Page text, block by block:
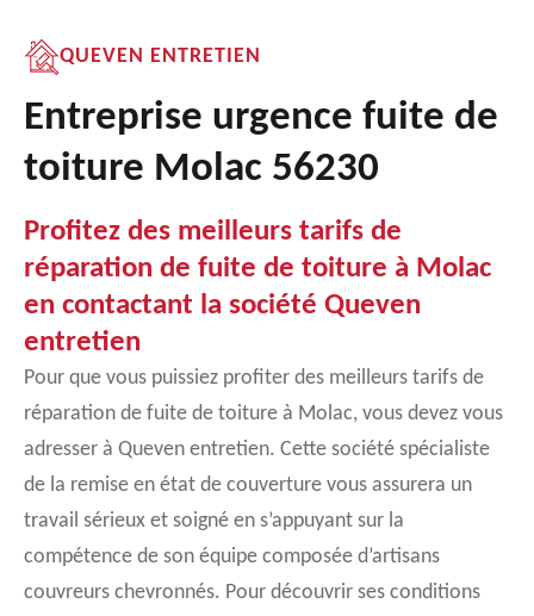
QUEVEN ENTRETIEN
Entreprise urgence fuite de
toiture Molac 56230
Profitez des meilleurs tarifs de
réparation de fuite de toiture à Molac
en contactant la société Queven
entretien
Pour que vous puissiez profiter des meilleurs tarifs de
réparation de fuite de toiture à Molac, vous devez vous
adresser à Queven entretien. Cette société spécialiste
de la remise en état de couverture vous assurera un
travail sérieux et soigné en s’appuyant sur la
compétence de son équipe composée d’artisans
couvreurs chevronnés. Pour découvrir ses conditions